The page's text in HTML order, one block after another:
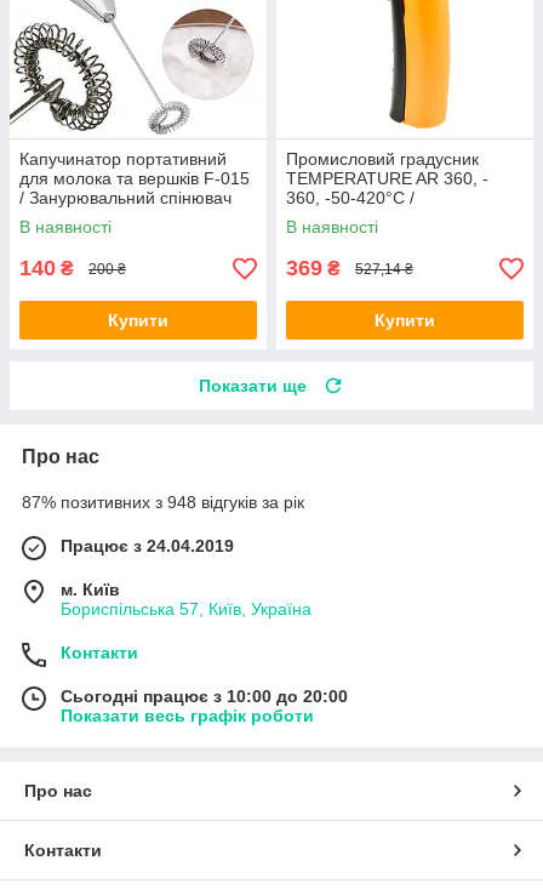
Капучинатор портативний
для молока та вершків F-015
/ Занурювальний спінювач
молока / Компактний міні-
міксер
В наявності
140 ₴ 200 ₴
Купити
Промисловий градусник
TEMPERATURE AR 360, -
360, -50-420°C /
Інфрачервоний термометр
В наявності
369 ₴ 527,14 ₴
Купити
Показати ще
Про нас
87% позитивних з 948 відгуків за рік
Працює з 24.04.2019
м. Київ
Бориспільська 57, Київ, Україна
Контакти
Сьогодні працює з 10:00 до 20:00
Показати весь графік роботи
Про нас
Контакти